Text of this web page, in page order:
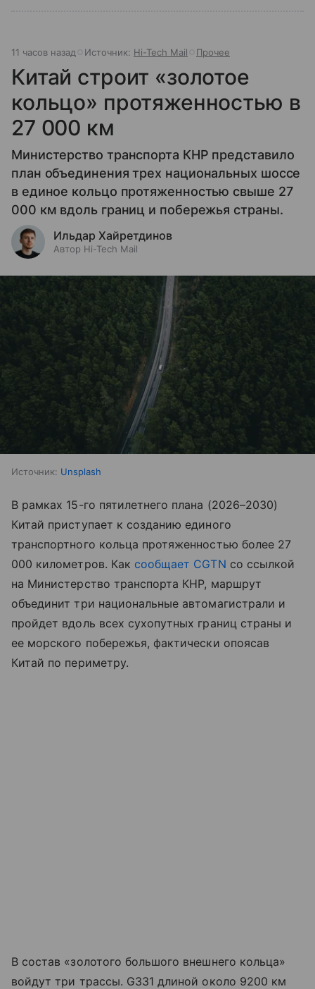
11 часов назад Источник: Hi-Tech Mail Прочее
Китай строит «золотое
кольцо» протяженностью в
27 000 км
Министерство транспорта КНР представило
план объединения трех национальных шоссе
в единое кольцо протяженностью свыше 27
000 км вдоль границ и побережья страны.
Ильдар Хайретдинов
Автор Hi-Tech Mail
Источник: Unsplash
В рамках 15-го пятилетнего плана (2026–2030)
Китай приступает к созданию единого
транспортного кольца протяженностью более 27
000 километров. Как сообщает CGTN со ссылкой
на Министерство транспорта КНР, маршрут
объединит три национальные автомагистрали и
пройдет вдоль всех сухопутных границ страны и
ее морского побережья, фактически опоясав
Китай по периметру.
В состав «золотого большого внешнего кольца»
войдут три трассы. G331 длиной около 9200 км